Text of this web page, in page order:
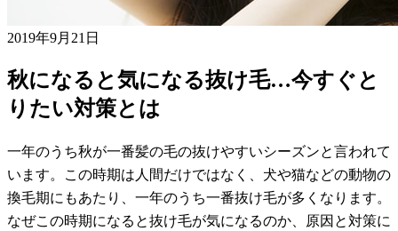
2019年9月21日
秋になると気になる抜け毛…今すぐと
りたい対策とは
一年のうち秋が一番髪の毛の抜けやすいシーズンと言われて
います。この時期は人間だけではなく、犬や猫などの動物の
換毛期にもあたり、一年のうち一番抜け毛が多くなります。
なぜこの時期になると抜け毛が気になるのか、原因と対策に